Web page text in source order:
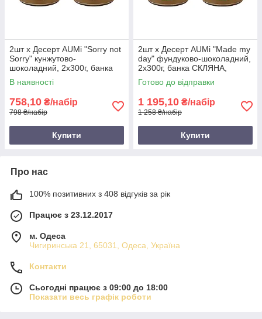
2шт х Десерт AUMi "Sorry not
Sorry" кунжутово-
шоколадний, 2х300г, банка
СКЛЯНА, тахіні з чорним
шоколадом
В наявності
758,10 ₴/набір
798 ₴/набір
Купити
2шт х Десерт AUMi "Made my
day" фундуково-шоколадний,
2х300г, банка СКЛЯНА,
фундукова паста з чорним
шоколадом
Готово до відправки
1 195,10 ₴/набір
1 258 ₴/набір
Купити
Про нас
100% позитивних з 408 відгуків за рік
Працює з 23.12.2017
м. Одеса
Чигиринська 21, 65031, Одеса, Україна
Контакти
Сьогодні працює з 09:00 до 18:00
Показати весь графік роботи